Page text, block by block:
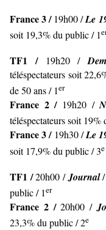
France 3 / 19h00 /Le
soit 19,3% du public / 1
TF1 / 19h20 /
téléspectateurs soit
de 50 ans / 1er
France 2 / 19h20 /
téléspectateurs soit
France 3 / 19h30 /Le
soit 17,9% du public / 3e
TF1 /20h00 /Journal/
public / 1er
France 2 /20h00 /
23,3% du public / 2e